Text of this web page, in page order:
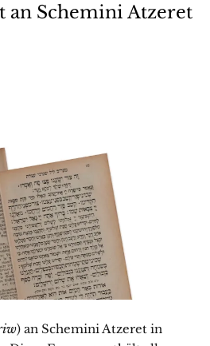
an Schemini Atzeret
) an Schemini Atzeret in